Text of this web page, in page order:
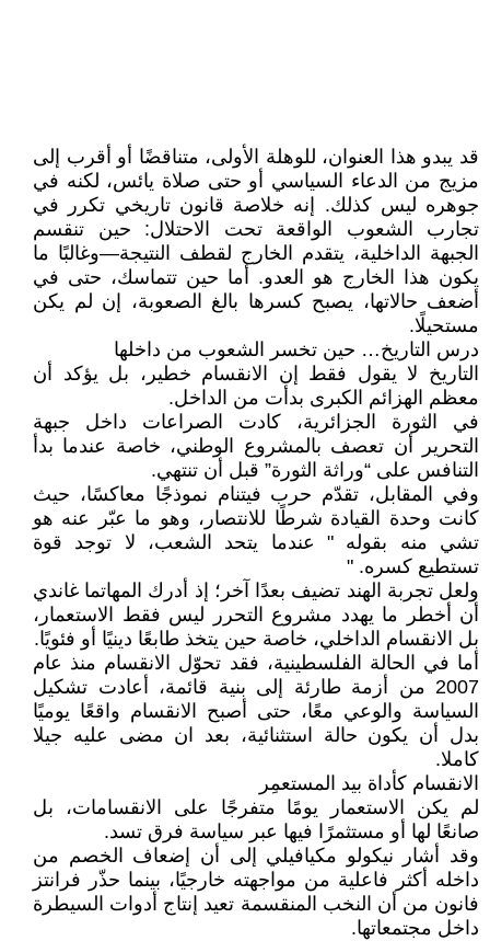
قد يبدو هذا العنوان، للوهلة الأولى، متناقضًا أو أقرب إلى
مزيج من الدعاء السياسي أو حتى صلاة يائس، لكنه في
جوهره ليس كذلك. إنه خلاصة قانون تاريخي تكرر في
تجارب الشعوب الواقعة تحت الاحتلال: حين تنقسم
الجبهة الداخلية، يتقدم الخارج لقطف النتيجة—وغالبًا ما
يكون هذا الخارج هو العدو. أما حين تتماسك، حتى في
أضعف حالاتها، يصبح كسرها بالغ الصعوبة، إن لم يكن
مستحيلًا.
درس التاريخ… حين تخسر الشعوب من داخلها
التاريخ لا يقول فقط إن الانقسام خطير، بل يؤكد أن
معظم الهزائم الكبرى بدأت من الداخل.
في الثورة الجزائرية، كادت الصراعات داخل جبهة
التحرير أن تعصف بالمشروع الوطني، خاصة عندما بدأ
التنافس على “وراثة الثورة” قبل أن تنتهي.
وفي المقابل، تقدّم حرب فيتنام نموذجًا معاكسًا، حيث
كانت وحدة القيادة شرطًا للانتصار، وهو ما عبّر عنه هو
تشي منه بقوله " عندما يتحد الشعب، لا توجد قوة
تستطيع كسره. "
ولعل تجربة الهند تضيف بعدًا آخر؛ إذ أدرك المهاتما غاندي
أن أخطر ما يهدد مشروع التحرر ليس فقط الاستعمار،
بل الانقسام الداخلي، خاصة حين يتخذ طابعًا دينيًا أو فئويًا.
أما في الحالة الفلسطينية، فقد تحوّل الانقسام منذ عام
2007 من أزمة طارئة إلى بنية قائمة، أعادت تشكيل
السياسة والوعي معًا، حتى أصبح الانقسام واقعًا يوميًا
بدل أن يكون حالة استثنائية، بعد ان مضى عليه جيلا
كاملا.
الانقسام كأداة بيد المستعمِر
لم يكن الاستعمار يومًا متفرجًا على الانقسامات، بل
صانعًا لها أو مستثمرًا فيها عبر سياسة فرق تسد.
وقد أشار نيكولو مكيافيلي إلى أن إضعاف الخصم من
داخله أكثر فاعلية من مواجهته خارجيًا، بينما حذّر فرانتز
فانون من أن النخب المنقسمة تعيد إنتاج أدوات السيطرة
داخل مجتمعاتها.